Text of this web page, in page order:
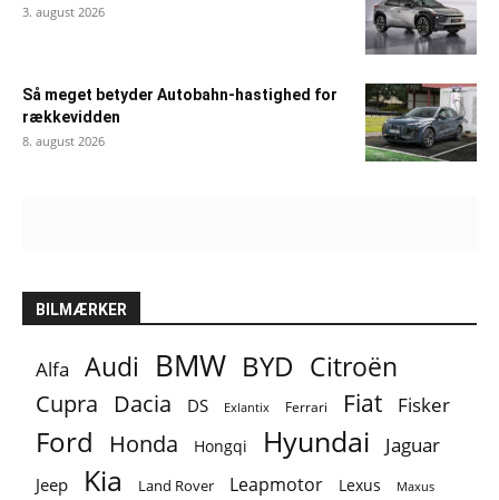
3. august 2026
Så meget betyder Autobahn-hastighed for
rækkevidden
8. august 2026
BILMÆRKER
Alfa Audi BMW BYD Citroën
Cupra Dacia DS Exlantix Ferrari Fiat Fisker
Ford Honda Hongqi Hyundai Jaguar
Jeep Kia Land Rover Leapmotor Lexus Maxus